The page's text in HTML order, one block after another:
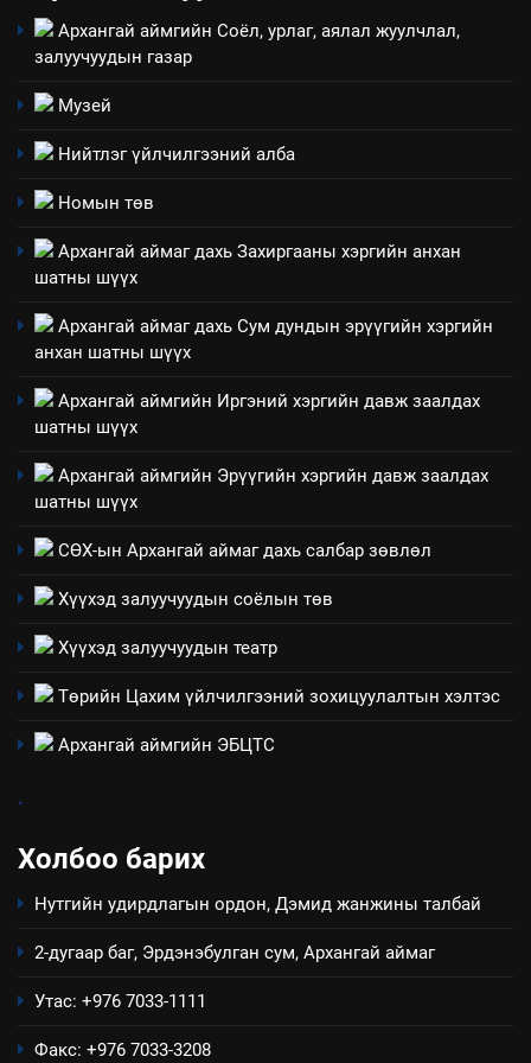
2
3
ТАЗ-ЫН САЛБАР ЗӨВЛӨЛ
4
Төрийн албаны зөвлөлийн
Архангай аймаг дахь салбар
ажиллагааны жилийн
5
“Шинэтгэлээр түүчээлсэн
зохион байгуулах арга
ТАЗ-ЫН САЛБАР ЗӨВЛӨЛ
Санхүүгийн тайланд хийсэн
ИЛ ТОД БАЙДАЛ
явуулж байгаа үйл ажиллагаа,
Архангай аймгийн Соёл, урлаг, аялал жуулчлал,
залуучуудын газар
Музей
Нийтлэг үйлчилгээний алба
Номын төв
Архангай аймаг дахь Захиргааны хэргийн анхан
шатны шүүх
Архангай аймаг дахь Сум дундын эрүүгийн хэргийн
анхан шатны шүүх
Архангай аймгийн Иргэний хэргийн давж заалдах
шатны шүүх
Архангай аймгийн Эрүүгийн хэргийн давж заалдах
шатны шүүх
СӨХ-ын Архангай аймаг дахь салбар зөвлөл
Хүүхэд залуучуудын соёлын төв
Хүүхэд залуучуудын театр
Төрийн Цахим үйлчилгээний зохицуулалтын хэлтэс
Архангай аймгийн ЭБЦТС
.
Холбоо барих
Нутгийн удирдлагын ордон, Дэмид жанжины талбай
2-дугаар баг, Эрдэнэбулган сум, Архангай аймаг
Утас: +976 7033-1111
Факс: +976 7033-3208